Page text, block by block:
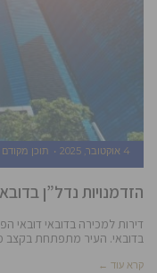
4 אוקטובר, 2025 תוכן מקודם
הזדמנויות נדל”ן
דירות למכירה בדובאי דובאי
בדובאי. העיר מתפתחת בקצב
קרא עוד ←